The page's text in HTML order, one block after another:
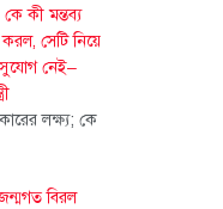
কী মন্তব্য
সেটি নিয়ে
নেই–
লক্ষ্য; কে
বিরল